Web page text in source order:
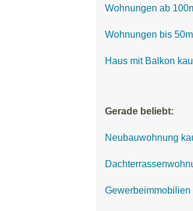
Wohnungen ab
Wohnungen bis
Haus mit Balkon
Gerade beliebt:
Neubauwohnung
Gewerbeimmobilien